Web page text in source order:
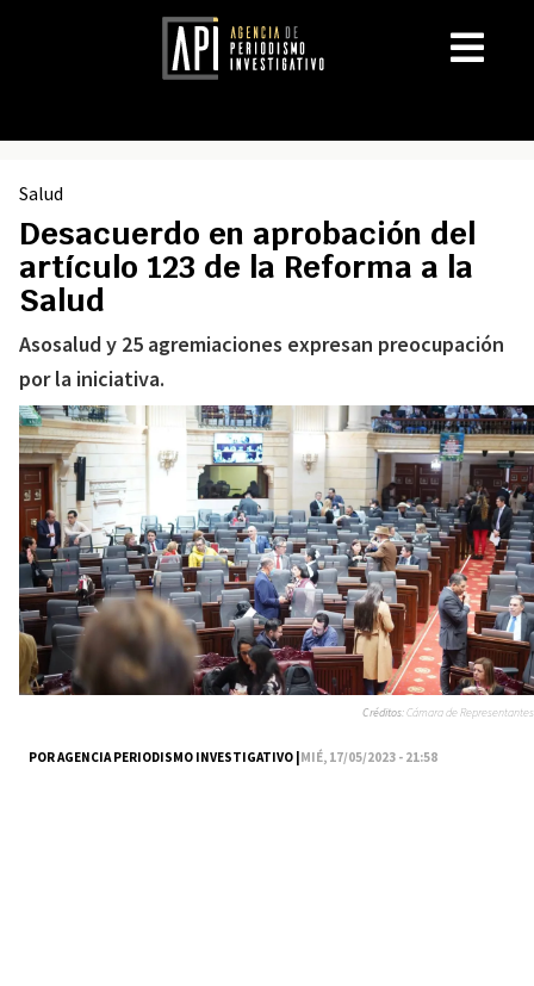
Salud
Desacuerdo en aprobación del
artículo 123 de la Reforma a la
Salud
Asosalud y 25 agremiaciones expresan preocupación
por la iniciativa.
POR AGENCIA PERIODISMO INVESTIGATIVO |MIÉ, 17/05/2023 - 21:58
Créditos:Cámara de Representantes